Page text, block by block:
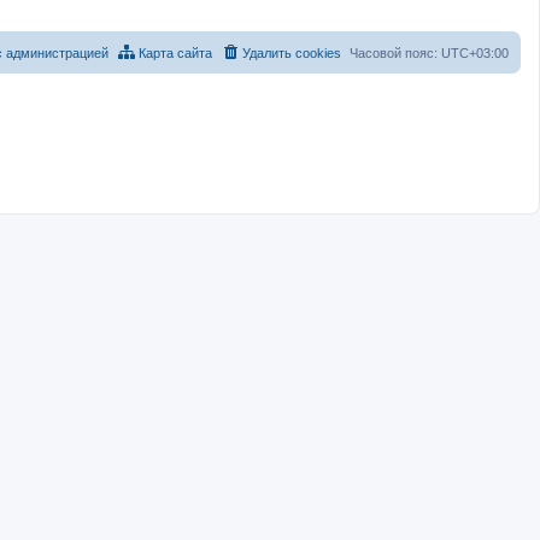
Часовой пояс: UTC+03:00
Удалить cookies
Карта сайта
администрацией